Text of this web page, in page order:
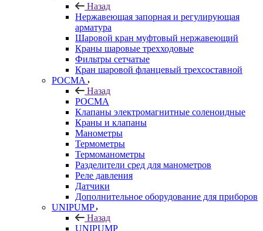
Назад
Нержавеющая запорная и регулирующая
арматура
Шаровой кран муфтовый нержавеющий
Краны шаровые трехходовые
Фильтры сетчатые
Кран шаровой фланцевый трехсоставной
РОСМА
Назад
РОСМА
Клапаны электромагнитные соленоидные
Краны и клапаны
Манометры
Термометры
Термоманометры
Разделители сред для манометров
Реле давления
Датчики
Дополнительное оборудование для приборов
UNIPUMP
Назад
UNIPUMP